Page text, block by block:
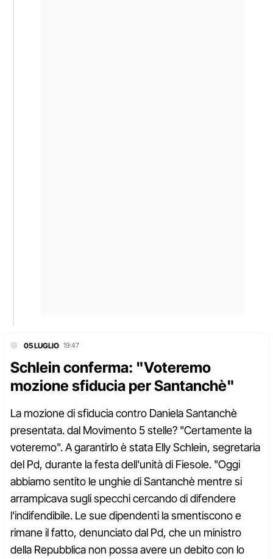
05 LUGLIO 19:47
Schlein conferma: "Voteremo
mozione sfiducia per Santanchè"
La mozione di sfiducia contro Daniela Santanchè
presentata. dal Movimento 5 stelle? "Certamente la
voteremo". A garantirlo è stata Elly Schlein, segretaria
del Pd, durante la festa dell'unità di Fiesole. "Oggi
abbiamo sentito le unghie di Santanchè mentre si
arrampicava sugli specchi cercando di difendere
l'indifendibile. Le sue dipendenti la smentiscono e
rimane il fatto, denunciato dal Pd, che un ministro
della Repubblica non possa avere un debito con lo